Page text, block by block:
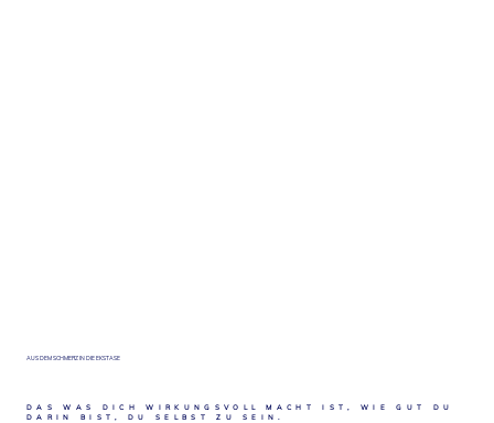
AUS DEM SCHMERZ IN DIE EKSTASE
DAS WAS DICH WIRKUNGSVOLL MACHT IST, WIE GUT DU
DARIN BIST, DU SELBST ZU SEIN.